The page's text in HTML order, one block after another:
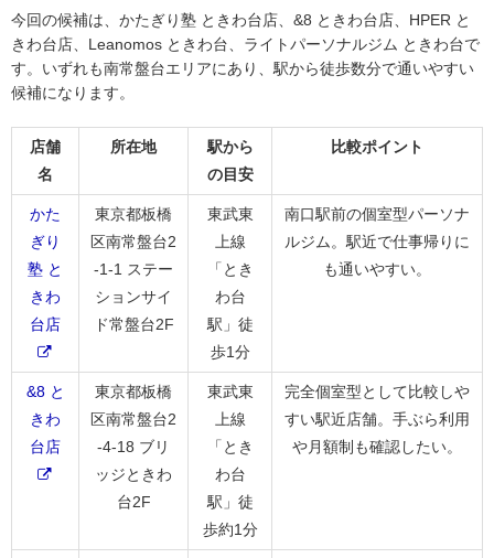
今回の候補は、かたぎり塾 ときわ台店、&8 ときわ台店、HPER と
きわ台店、Leanomos ときわ台、ライトパーソナルジム ときわ台で
す。いずれも南常盤台エリアにあり、駅から徒歩数分で通いやすい
候補になります。
店舗
名
所在地
駅から
の目安
比較ポイント
かた
ぎり
塾 と
きわ
台店
東京都板橋
区南常盤台2
-1-1 ステー
ションサイ
ド常盤台2F
東武東
上線
「とき
わ台
駅」徒
歩1分
南口駅前の個室型パーソナ
ルジム。駅近で仕事帰りに
も通いやすい。
&8 と
きわ
台店
東京都板橋
区南常盤台2
-4-18 ブリ
ッジときわ
台2F
東武東
上線
「とき
わ台
駅」徒
歩約1分
完全個室型として比較しや
すい駅近店舗。手ぶら利用
や月額制も確認したい。